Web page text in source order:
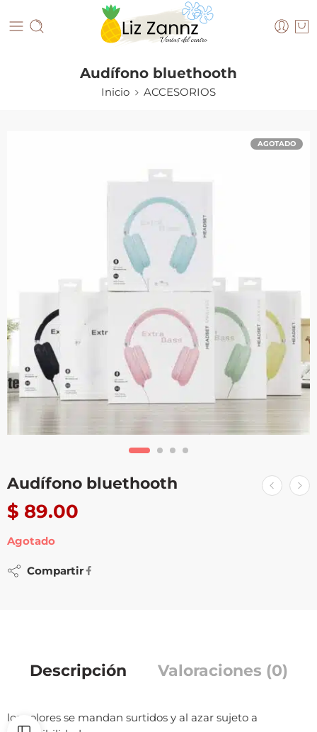
Audífono bluethooth
Inicio ACCESORIOS
AGOTADO
Audífono bluethooth
$ 89.00
Agotado
Compartir
Descripción Valoraciones (0)
los colores se mandan surtidos y al azar sujeto a